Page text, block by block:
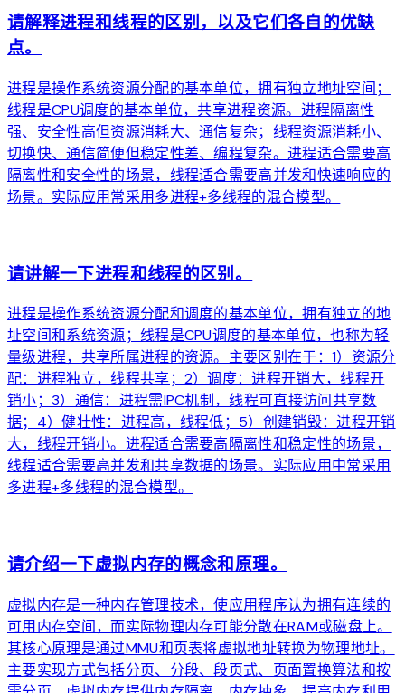
请解释进程和线程的区别，以及它们各自的优缺
点。
进程是操作系统资源分配的基本单位，拥有独立地址空间；
线程是CPU调度的基本单位，共享进程资源。进程隔离性
强、安全性高但资源消耗大、通信复杂；线程资源消耗小、
切换快、通信简便但稳定性差、编程复杂。进程适合需要高
隔离性和安全性的场景，线程适合需要高并发和快速响应的
场景。实际应用常采用多进程+多线程的混合模型。
请讲解一下进程和线程的区别。
进程是操作系统资源分配和调度的基本单位，拥有独立的地
址空间和系统资源；线程是CPU调度的基本单位，也称为轻
量级进程，共享所属进程的资源。主要区别在于：1）资源分
配：进程独立，线程共享；2）调度：进程开销大，线程开
销小；3）通信：进程需IPC机制，线程可直接访问共享数
据；4）健壮性：进程高，线程低；5）创建销毁：进程开销
大，线程开销小。进程适合需要高隔离性和稳定性的场景，
线程适合需要高并发和共享数据的场景。实际应用中常采用
多进程+多线程的混合模型。
请介绍一下虚拟内存的概念和原理。
虚拟内存是一种内存管理技术，使应用程序认为拥有连续的
可用内存空间，而实际物理内存可能分散在RAM或磁盘上。
其核心原理是通过MMU和页表将虚拟地址转换为物理地址。
主要实现方式包括分页、分段、段页式、页面置换算法和按